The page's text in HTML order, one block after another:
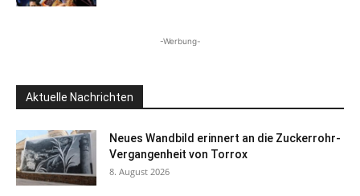
-Werbung-
Aktuelle Nachrichten
Neues Wandbild erinnert an die Zuckerrohr-
Vergangenheit von Torrox
8. August 2026